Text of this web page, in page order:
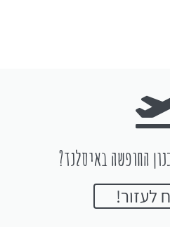
החופשה באיסלנד?
לעזור!